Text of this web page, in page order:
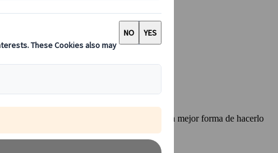
los alrededores, los abonos regionales son la mejor forma de hacerlo